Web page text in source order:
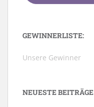
GEWINNERLISTE:
Unsere Gewinner
NEUESTE BEITRÄGE